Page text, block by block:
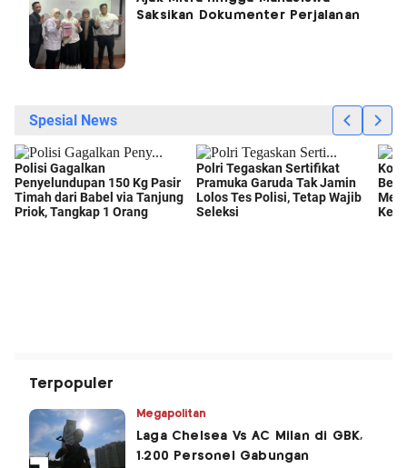
Saksikan Dokumenter Perjalanan
Terpopuler
Megapolitan
Laga Chelsea Vs AC Milan di GBK,
1.200 Personel Gabungan